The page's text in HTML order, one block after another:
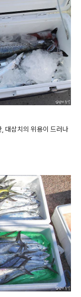
대삼치의 위용이 드러나